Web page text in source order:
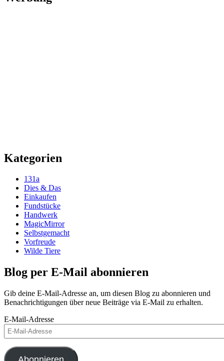
Kategorien
131a
Dies & Das
Einkaufen
Fundstücke
Handwerk
MagicMirror
Selbstgemacht
Vorfreude
Wilde Tiere
Blog per E-Mail abonnieren
Gib deine E-Mail-Adresse an, um diesen Blog zu abonnieren und
Benachrichtigungen über neue Beiträge via E-Mail zu erhalten.
E-Mail-Adresse